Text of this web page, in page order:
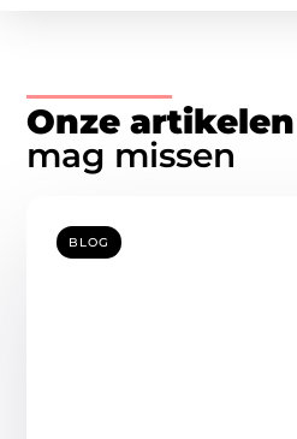
Onze artikelen
mag missen
BLOG